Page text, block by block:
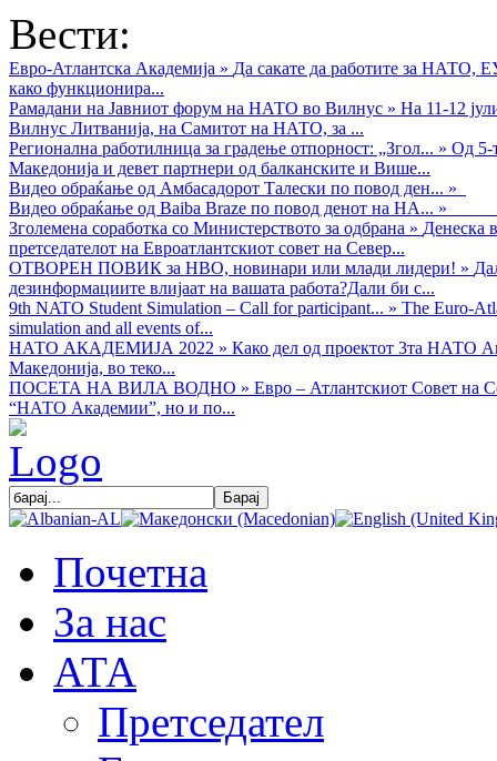
Вести:
Евро-Атлантска Академија » Да сакате да работите за НАТО,
како функционира...
Рамадани на Јавниот форум на НАТО во Вилнус » На 11-12
Вилнус Литванија, на Самитот на НАТО, за ...
Регионална работилница за градење отпорност: „Згол... » Од 5-
Македонија и девет партнери од балканските и Више...
Видео обраќањe од Амбасадорот Талески по повод ден... »
Видео обраќање од Baiba Braze по повод денот на НА... »
Зголемена соработка со Министерството за одбрана » Денеска
претседателот на Евроатлантскиот совет на Север...
ОТВОРЕН ПОВИК за НВО, новинари или млади лидери! »
дезинформациите влијаат на вашата работа?Дали би с...
9th NATO Student Simulation – Call for participant... » The Euro-
simulation and all events of...
НАТО АКАДЕМИЈА 2022 » Како дел од проектот 3та НАТО
Македонија, во теко...
ПОСЕТА НА ВИЛА ВОДНО » Евро – Атлантскиот Совет на
“НАТО Академии”, но и по...
Почетна
За нас
АТА
Претседател